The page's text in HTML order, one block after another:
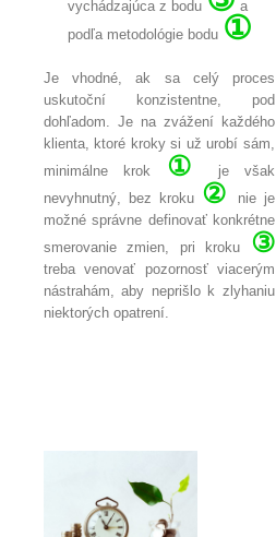
vychádzajúca z bodu
a
podľa metodológie bodu ①
Je vhodné, ak sa celý proces
uskutoční konzistentne, pod
dohľadom. Je na zvážení každého
klienta, ktoré kroky si už urobí sám,
minimálne krok ①
je však
nevyhnutný, bez kroku ②
nie je
možné správne definovať konkrétne
smerovanie zmien, pri kroku ③
treba venovať pozornosť viacerým
nástrahám, aby neprišlo k zlyhaniu
niektorých opatrení.